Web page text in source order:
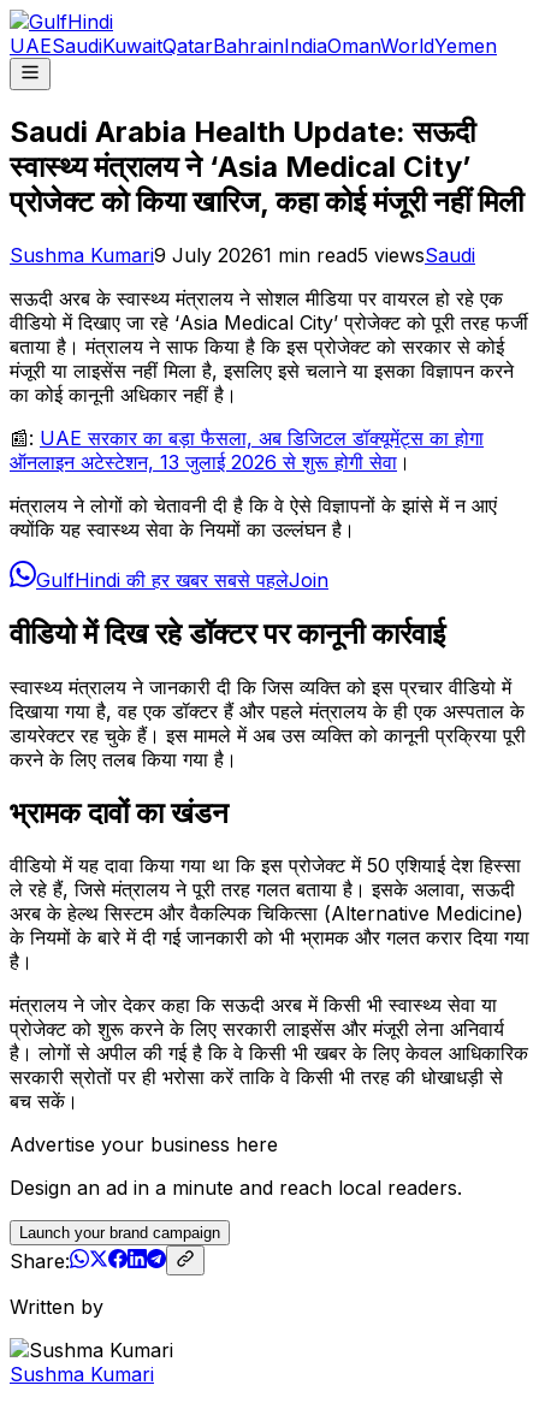
UAESaudiKuwaitQatarBahrainIndiaOmanWorldYemen
Saudi Arabia Health Update: सऊदी
स्वास्थ्य मंत्रालय ने ‘Asia Medical City’
प्रोजेक्ट को किया खारिज, कहा कोई मंजूरी नहीं मिली
Sushma Kumari9 July 20261 min read5 viewsSaudi
सऊदी अरब के स्वास्थ्य मंत्रालय ने सोशल मीडिया पर वायरल हो रहे एक
वीडियो में दिखाए जा रहे ‘Asia Medical City’ प्रोजेक्ट को पूरी तरह फर्जी
बताया है। मंत्रालय ने साफ किया है कि इस प्रोजेक्ट को सरकार से कोई
मंजूरी या लाइसेंस नहीं मिला है, इसलिए इसे चलाने या इसका विज्ञापन करने
का कोई कानूनी अधिकार नहीं है।
📰: UAE सरकार का बड़ा फैसला, अब डिजिटल डॉक्यूमेंट्स का होगा
ऑनलाइन अटेस्टेशन, 13 जुलाई 2026 से शुरू होगी सेवा ।
मंत्रालय ने लोगों को चेतावनी दी है कि वे ऐसे विज्ञापनों के झांसे में न आएं
क्योंकि यह स्वास्थ्य सेवा के नियमों का उल्लंघन है।
GulfHindi की हर खबर सबसे पहलेJoin
वीडियो में दिख रहे डॉक्टर पर कानूनी कार्रवाई
स्वास्थ्य मंत्रालय ने जानकारी दी कि जिस व्यक्ति को इस प्रचार वीडियो में
दिखाया गया है, वह एक डॉक्टर हैं और पहले मंत्रालय के ही एक अस्पताल के
डायरेक्टर रह चुके हैं। इस मामले में अब उस व्यक्ति को कानूनी प्रक्रिया पूरी
करने के लिए तलब किया गया है।
भ्रामक दावों का खंडन
वीडियो में यह दावा किया गया था कि इस प्रोजेक्ट में 50 एशियाई देश हिस्सा
ले रहे हैं, जिसे मंत्रालय ने पूरी तरह गलत बताया है। इसके अलावा, सऊदी
अरब के हेल्थ सिस्टम और वैकल्पिक चिकित्सा (Alternative Medicine)
के नियमों के बारे में दी गई जानकारी को भी भ्रामक और गलत करार दिया गया
है।
मंत्रालय ने जोर देकर कहा कि सऊदी अरब में किसी भी स्वास्थ्य सेवा या
प्रोजेक्ट को शुरू करने के लिए सरकारी लाइसेंस और मंजूरी लेना अनिवार्य
है। लोगों से अपील की गई है कि वे किसी भी खबर के लिए केवल आधिकारिक
सरकारी स्रोतों पर ही भरोसा करें ताकि वे किसी भी तरह की धोखाधड़ी से
बच सकें।
Advertise your business here
Design an ad in a minute and reach local readers.
Launch your brand campaign
Share:
Written by
Sushma Kumari